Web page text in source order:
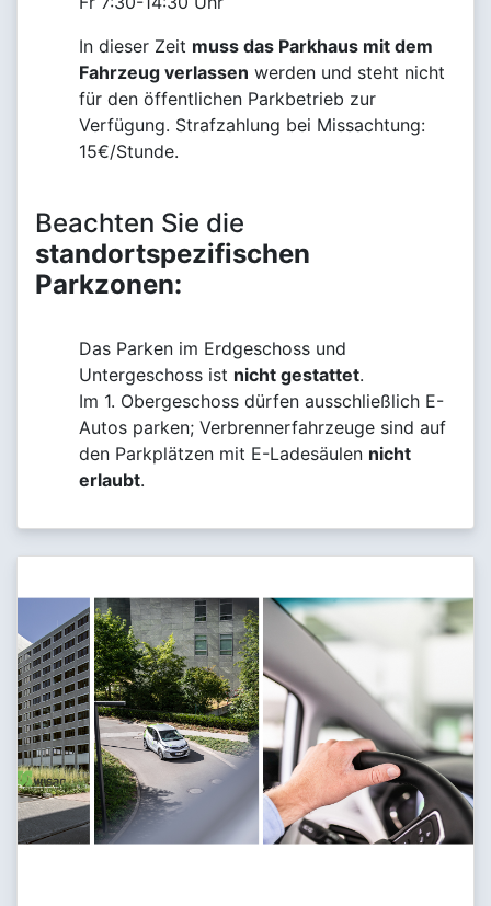
In dieser Zeit muss das Parkhaus mit dem
Fahrzeug verlassen werden und steht nicht
für den öffentlichen Parkbetrieb zur
Verfügung. Strafzahlung bei Missachtung:
15€/Stunde.
Beachten Sie die
standortspezifischen
Parkzonen:
Das Parken im Erdgeschoss und
Untergeschoss ist nicht gestattet.
Im 1. Obergeschoss dürfen ausschließlich E-
Autos parken; Verbrennerfahrzeuge sind auf
den Parkplätzen mit E-Ladesäulen nicht
erlaubt.